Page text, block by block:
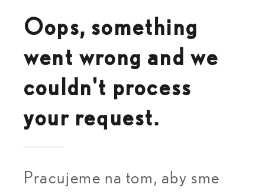
Oops, something
went wrong and we
couldn't process
your request.
Pracujeme na tom, aby sme